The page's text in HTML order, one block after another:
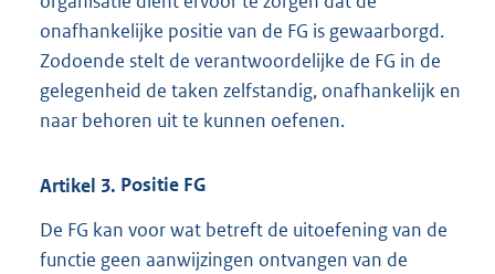
onafhankelijke positie van de FG is gewaarborgd.
Zodoende stelt de verantwoordelijke de FG in de
gelegenheid de taken zelfstandig, onafhankelijk en
naar behoren uit te kunnen oefenen.
Artikel 3. Positie FG
De FG kan voor wat betreft de uitoefening van de
functie geen aanwijzingen ontvangen van de